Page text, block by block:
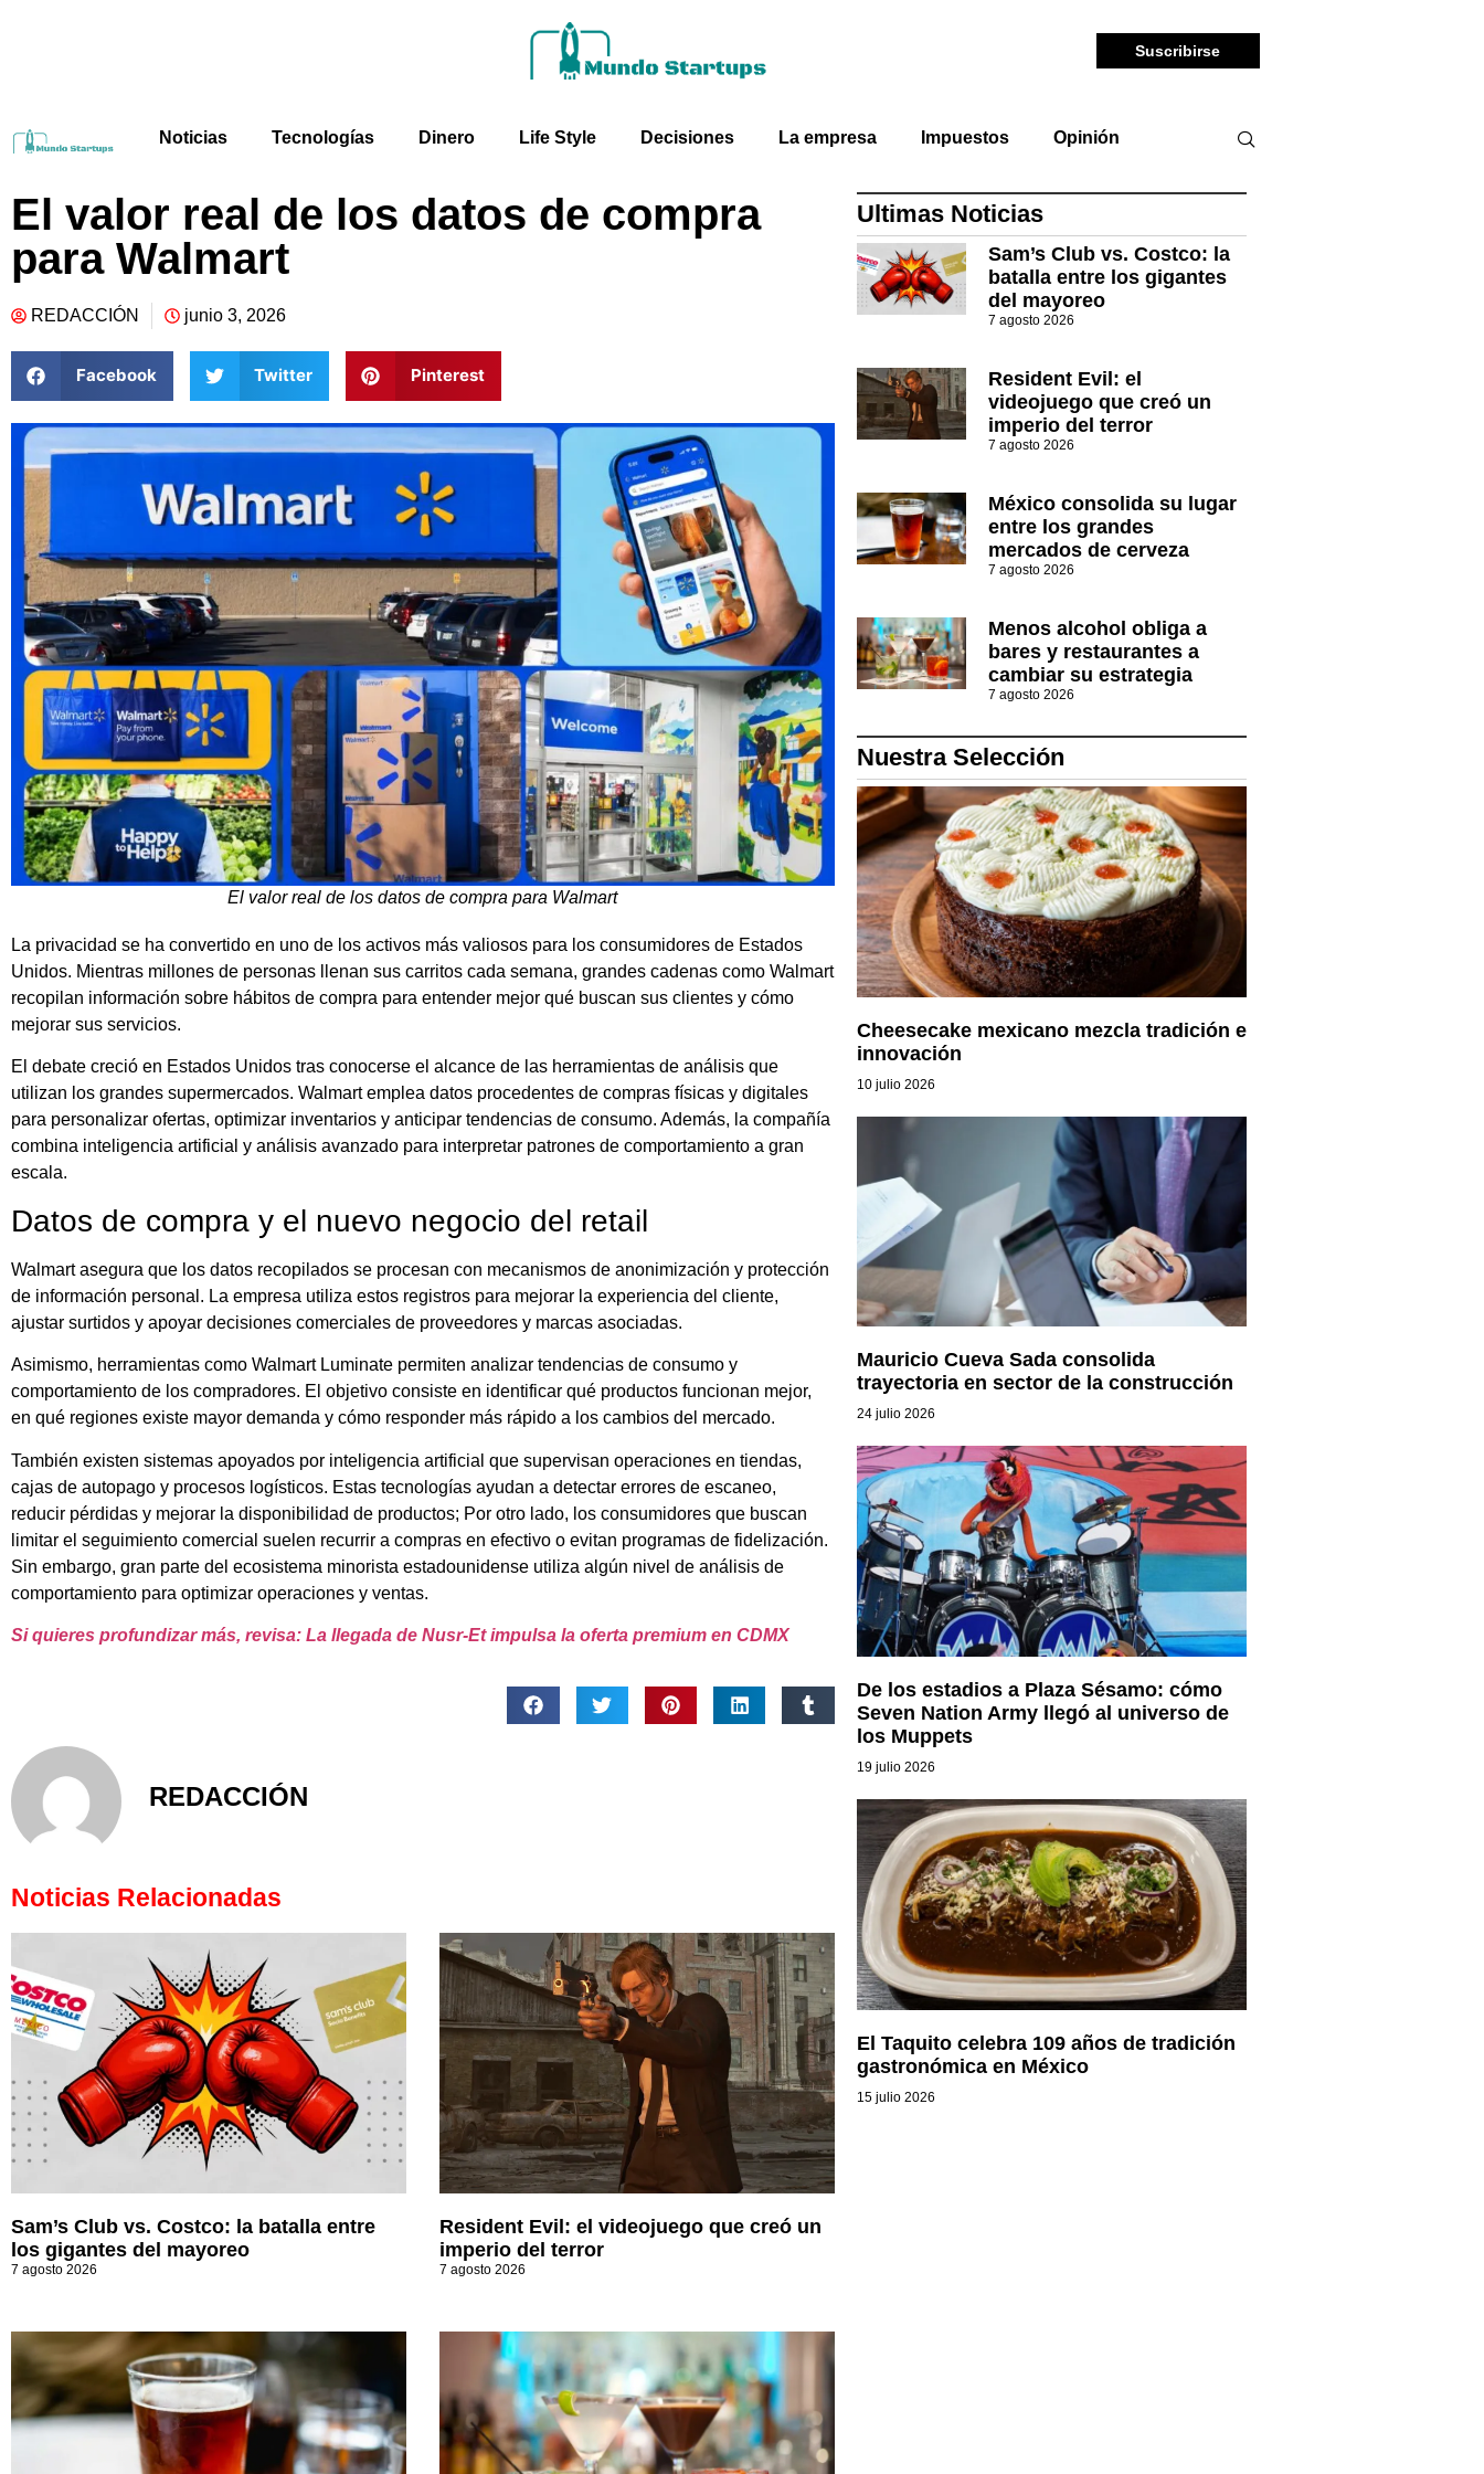
Suscribirse
Noticias Tecnologías Dinero Life Style Decisiones La empresa Impuestos Opinión
El valor real de los datos de compra
para Walmart
REDACCIÓN junio 3, 2026
Facebook Twitter Pinterest
El valor real de los datos de compra para Walmart
La privacidad se ha convertido en uno de los activos más valiosos para los consumidores de Estados
Unidos. Mientras millones de personas llenan sus carritos cada semana, grandes cadenas como Walmart
recopilan información sobre hábitos de compra para entender mejor qué buscan sus clientes y cómo
mejorar sus servicios.
El debate creció en Estados Unidos tras conocerse el alcance de las herramientas de análisis que
utilizan los grandes supermercados. Walmart emplea datos procedentes de compras físicas y digitales
para personalizar ofertas, optimizar inventarios y anticipar tendencias de consumo. Además, la compañía
combina inteligencia artificial y análisis avanzado para interpretar patrones de comportamiento a gran
escala.
Datos de compra y el nuevo negocio del retail
Walmart asegura que los datos recopilados se procesan con mecanismos de anonimización y protección
de información personal. La empresa utiliza estos registros para mejorar la experiencia del cliente,
ajustar surtidos y apoyar decisiones comerciales de proveedores y marcas asociadas.
Asimismo, herramientas como Walmart Luminate permiten analizar tendencias de consumo y
comportamiento de los compradores. El objetivo consiste en identificar qué productos funcionan mejor,
en qué regiones existe mayor demanda y cómo responder más rápido a los cambios del mercado.
También existen sistemas apoyados por inteligencia artificial que supervisan operaciones en tiendas,
cajas de autopago y procesos logísticos. Estas tecnologías ayudan a detectar errores de escaneo,
reducir pérdidas y mejorar la disponibilidad de productos; Por otro lado, los consumidores que buscan
limitar el seguimiento comercial suelen recurrir a compras en efectivo o evitan programas de fidelización.
Sin embargo, gran parte del ecosistema minorista estadounidense utiliza algún nivel de análisis de
comportamiento para optimizar operaciones y ventas.
Si quieres profundizar más, revisa: La llegada de Nusr-Et impulsa la oferta premium en CDMX
REDACCIÓN
Noticias Relacionadas
Sam’s Club vs. Costco: la batalla entre
los gigantes del mayoreo
7 agosto 2026
Resident Evil: el videojuego que creó un
imperio del terror
7 agosto 2026
Ultimas Noticias
Sam’s Club vs. Costco: la
batalla entre los gigantes
del mayoreo
7 agosto 2026
Resident Evil: el
videojuego que creó un
imperio del terror
7 agosto 2026
México consolida su lugar
entre los grandes
mercados de cerveza
7 agosto 2026
Menos alcohol obliga a
bares y restaurantes a
cambiar su estrategia
7 agosto 2026
Nuestra Selección
Cheesecake mexicano mezcla tradición e
innovación
10 julio 2026
Mauricio Cueva Sada consolida
trayectoria en sector de la construcción
24 julio 2026
De los estadios a Plaza Sésamo: cómo
Seven Nation Army llegó al universo de
los Muppets
19 julio 2026
El Taquito celebra 109 años de tradición
gastronómica en México
15 julio 2026